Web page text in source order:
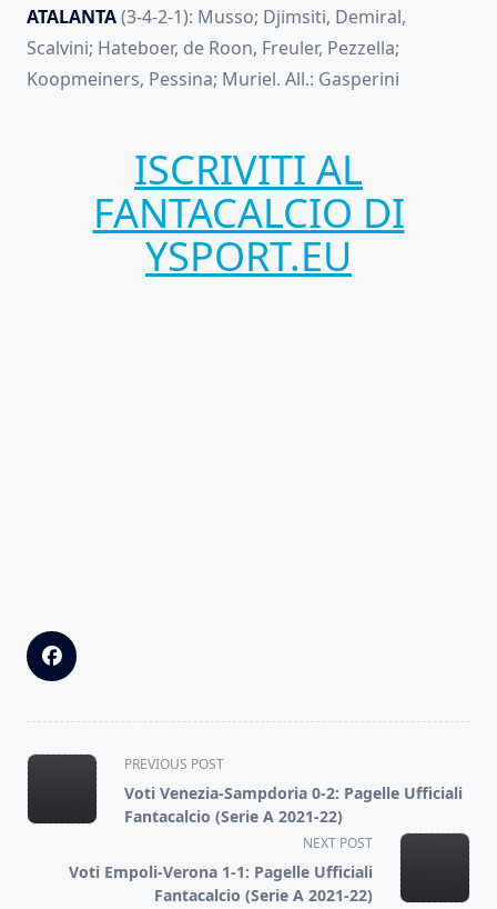
ATALANTA(3-4-2-1): Musso; Djimsiti, Demiral,
Scalvini; Hateboer, de Roon, Freuler, Pezzella;
Koopmeiners, Pessina; Muriel. All.: Gasperini
ISCRIVITI AL
FANTACALCIO DI
YSPORT.EU
<span
class="nav-
subtitle
reader-
text">Page</span>
PREVIOUS POST
Voti Venezia-Sampdoria 0-2: Pagelle Ufficiali
Fantacalcio (Serie A 2021-22)
NEXT POST
Voti Empoli-Verona 1-1: Pagelle Ufficiali
Fantacalcio (Serie A 2021-22)